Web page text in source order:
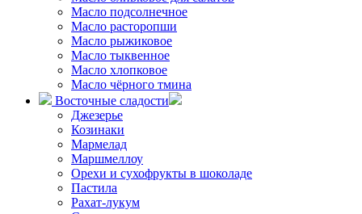
Масло подсолнечное
Масло расторопши
Масло рыжиковое
Масло тыквенное
Масло хлопковое
Масло чёрного тмина
Восточные сладости
Джезерье
Козинаки
Мармелад
Маршмеллоу
Орехи и сухофрукты в шоколаде
Пастила
Рахат-лукум